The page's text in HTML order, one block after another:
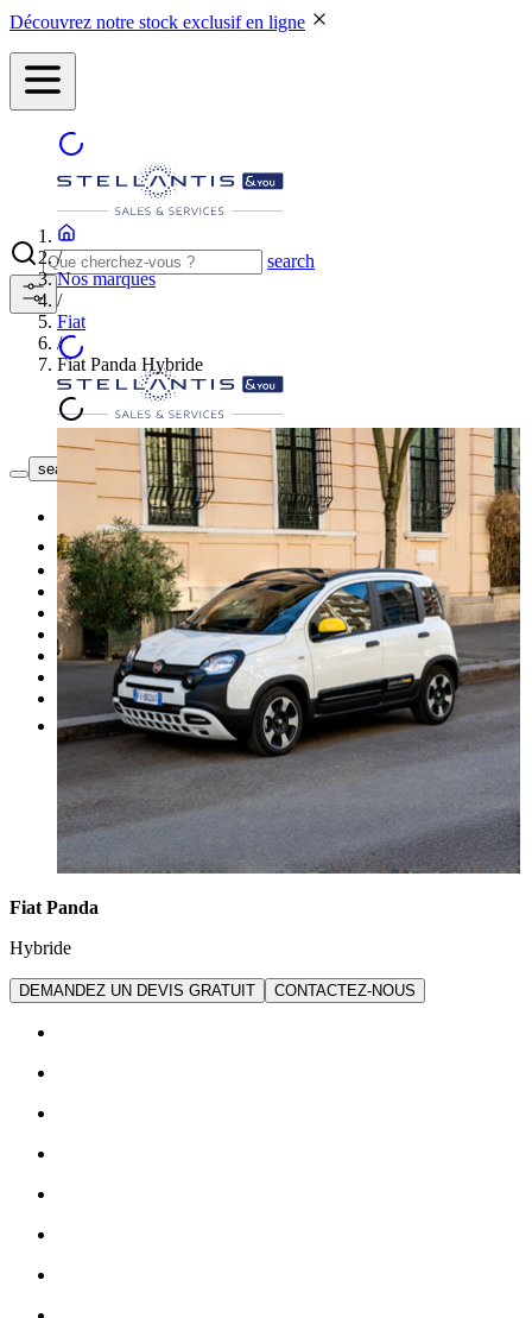
Découvrez notre stock exclusif en ligne
search
search button - icon NOS CONCESSIONS
Occasion
Nos promotions
Nos marques
Entretien
Reprise
Professionnel
Nous rejoindre
Plus
/
Nos marques
/
Fiat
/
Fiat Panda Hybride
Fiat Panda
Hybride
DEMANDEZ UN DEVIS GRATUIT CONTACTEZ-NOUS